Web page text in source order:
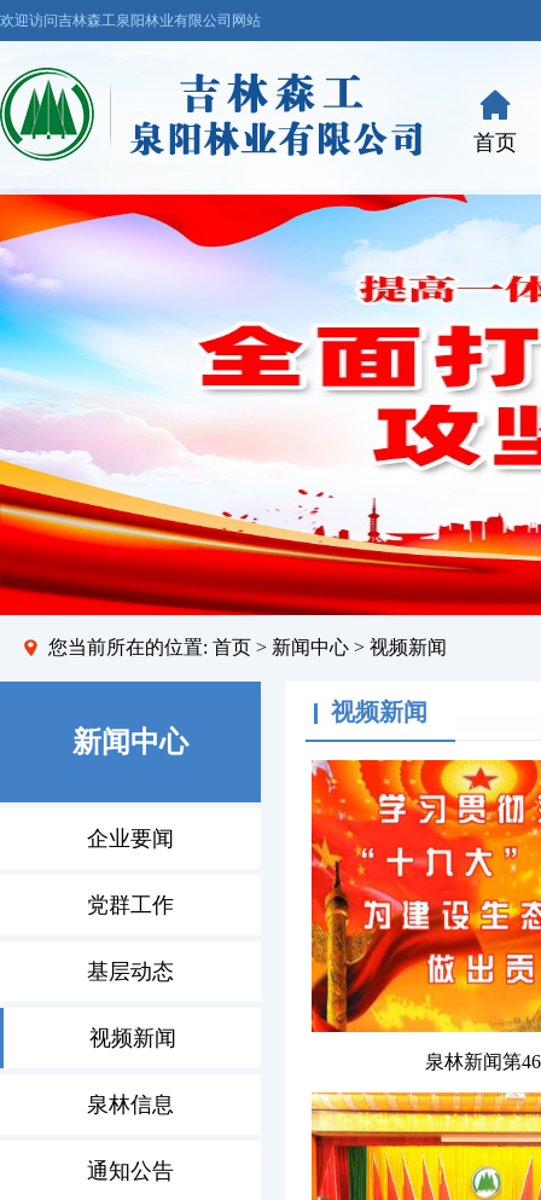
欢迎访问吉林森工泉阳林业有限公司网站
首页
您当前所在的位置: 首页 > 新闻中心 > 视频新闻
新闻中心
企业要闻
党群工作
基层动态
视频新闻
泉林信息
通知公告
视频新闻
泉林新闻第